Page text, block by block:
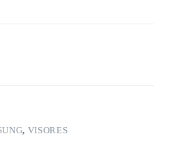
, VISORES